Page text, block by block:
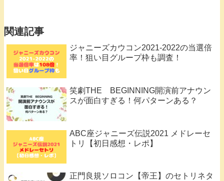
関連記事
ジャニーズカウコン2021-2022の当選倍
率！狙い目グループ枠も調査！
笑劇THE BEGINNING開演前アナウン
スが面白すぎる！何パターンある？
ABC座ジャニーズ伝説2021 メドレーセ
トリ【初日感想・レポ】
正門良規ソロコン【帝王】のセトリネタ